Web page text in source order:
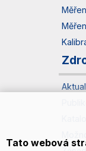
Tato webová